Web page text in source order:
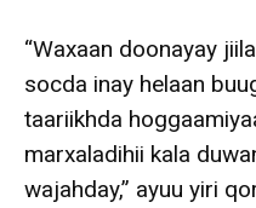
“Waxaan doonayay
socda inay helaan
taariikhda
marxaladihii kala
wajahday,” ayuu yiri